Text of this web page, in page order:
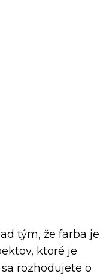
tým, že farba je
ktoré je
rozhodujete o